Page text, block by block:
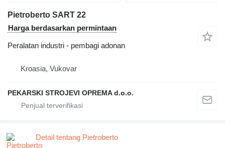
Pietroberto SART 22
Harga berdasarkan permintaan
Peralatan industri - pembagi adonan
Kroasia, Vukovar
PEKARSKI STROJEVI OPREMA d.o.o.
Detail tentang Pietroberto